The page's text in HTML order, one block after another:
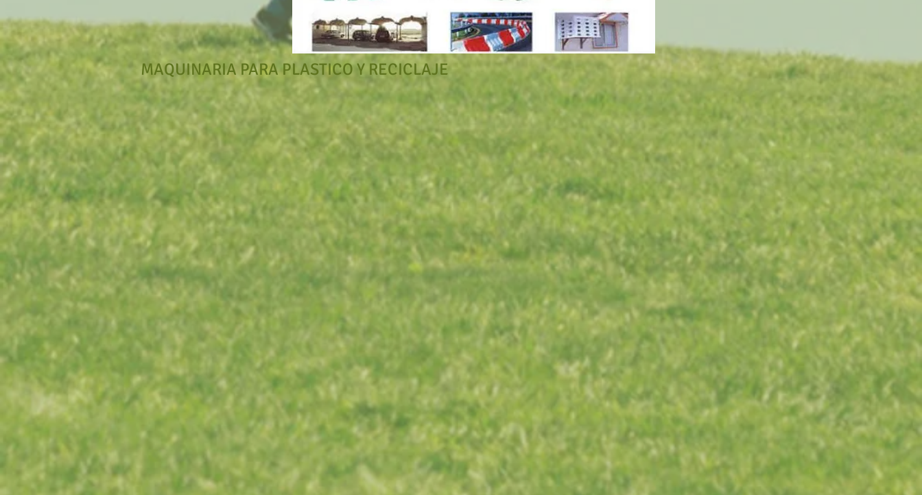
MAQUINARIA PARA PLASTICO Y RECICLAJE
RECICLAJE PET / PE / PP RECICLAJE LLANTAS PELETIZADORAS MOLINOS TRITURADORES
PRENSAS COMPACTADORAS FABRICAR BOLSA ACCESORIOS
BANDAS TRANSPORTADORAS ROTOMOLDEO